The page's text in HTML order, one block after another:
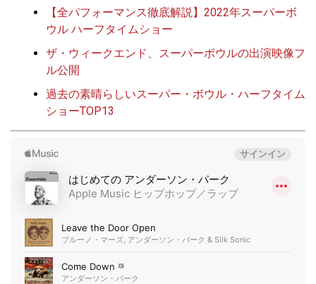
【全パフォーマンス徹底解説】2022年スーパーボ
ウル ハーフタイムショー
ザ・ウィークエンド、スーパーボウルの出演映像フ
ル公開
過去の素晴らしいスーパー・ボウル・ハーフタイム
ショーTOP13